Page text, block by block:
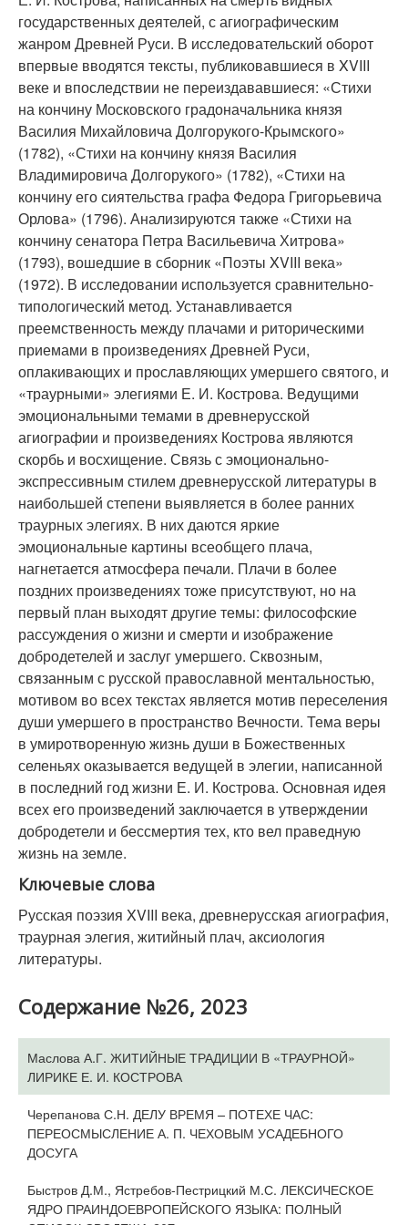
государственных деятелей, с агиографическим
жанром Древней Руси. В исследовательский оборот
впервые вводятся тексты, публиковавшиеся в XVIII
веке и впоследствии не переиздававшиеся: «Стихи
на кончину Московского градоначальника князя
Василия Михайловича Долгорукого-Крымского»
(1782), «Стихи на кончину князя Василия
Владимировича Долгорукого» (1782), «Стихи на
кончину его сиятельства графа Федора Григорьевича
Орлова» (1796). Анализируются также «Стихи на
кончину сенатора Петра Васильевича Хитрова»
(1793), вошедшие в сборник «Поэты XVIII века»
(1972). В исследовании используется сравнительно-
типологический метод. Устанавливается
преемственность между плачами и риторическими
приемами в произведениях Древней Руси,
оплакивающих и прославляющих умершего святого, и
«траурными» элегиями Е. И. Кострова. Ведущими
эмоциональными темами в древнерусской
агиографии и произведениях Кострова являются
скорбь и восхищение. Связь с эмоционально-
экспрессивным стилем древнерусской литературы в
наибольшей степени выявляется в более ранних
траурных элегиях. В них даются яркие
эмоциональные картины всеобщего плача,
нагнетается атмосфера печали. Плачи в более
поздних произведениях тоже присутствуют, но на
первый план выходят другие темы: философские
рассуждения о жизни и смерти и изображение
добродетелей и заслуг умершего. Сквозным,
связанным с русской православной ментальностью,
мотивом во всех текстах является мотив переселения
души умершего в пространство Вечности. Тема веры
в умиротворенную жизнь души в Божественных
селеньях оказывается ведущей в элегии, написанной
в последний год жизни Е. И. Кострова. Основная идея
всех его произведений заключается в утверждении
добродетели и бессмертия тех, кто вел праведную
жизнь на земле.
Ключевые слова
Русская поэзия XVIII века, древнерусская агиография,
траурная элегия, житийный плач, аксиология
литературы.
Содержание №26, 2023
Маслова А.Г. ЖИТИЙНЫЕ ТРАДИЦИИ В «ТРАУРНОЙ»
ЛИРИКЕ Е. И. КОСТРОВА
Черепанова С.Н. ДЕЛУ ВРЕМЯ – ПОТЕХЕ ЧАС:
ПЕРЕОСМЫСЛЕНИЕ А. П. ЧЕХОВЫМ УСАДЕБНОГО
ДОСУГА
Быстров Д.М., Ястребов-Пестрицкий М.С. ЛЕКСИЧЕСКОЕ
ЯДРО ПРАИНДОЕВРОПЕЙСКОГО ЯЗЫКА: ПОЛНЫЙ